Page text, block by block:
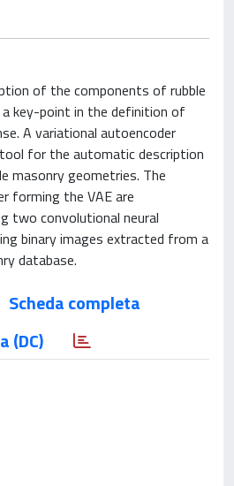
of the components of rubble
key-point in the definition of
A variational autoencoder
for the automatic description
masonry geometries. The
forming the VAE are
two convolutional neural
binary images extracted from a
database.
Scheda completa
(DC)